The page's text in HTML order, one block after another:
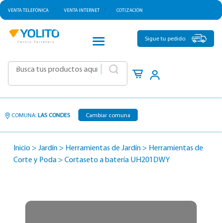
VENTA TELEFÓNICA VENTA INTERNET COTIZACIÓN
CATEGORÍAS
Sigue tu pedido
COMUNA: LAS CONDES Cambiar comuna
Inicio > Jardín > Herramientas de Jardín > Herramientas de
Corte y Poda > Cortaseto a batería UH201DWY